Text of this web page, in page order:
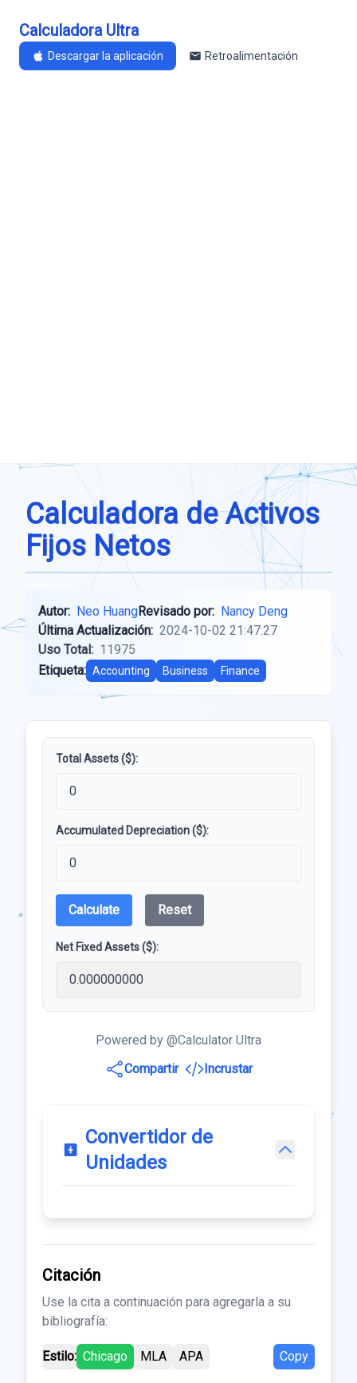
Calculadora Ultra
Descargar la aplicación Retroalimentación
Calculadora de Activos
Fijos Netos
Autor: Neo HuangRevisado por: Nancy Deng
Última Actualización: 2024-10-02 21:47:27
Uso Total: 11975
Etiqueta: Accounting Business Finance
Total Assets ($):
Accumulated Depreciation ($):
Calculate Reset
Net Fixed Assets ($):
Powered by @Calculator Ultra
Compartir
Incrustar
Convertidor de
Unidades
Citación
Use la cita a continuación para agregarla a su
bibliografía:
Estilo: Chicago MLA APA Copy